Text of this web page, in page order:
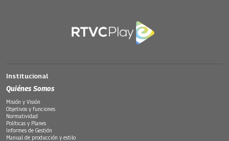
Institucional
Quiénes Somos
Misión y Visión
Objetivos y funciones
Normatividad
Políticas y Planes
Informes de Gestión
Manual de producción y estilo